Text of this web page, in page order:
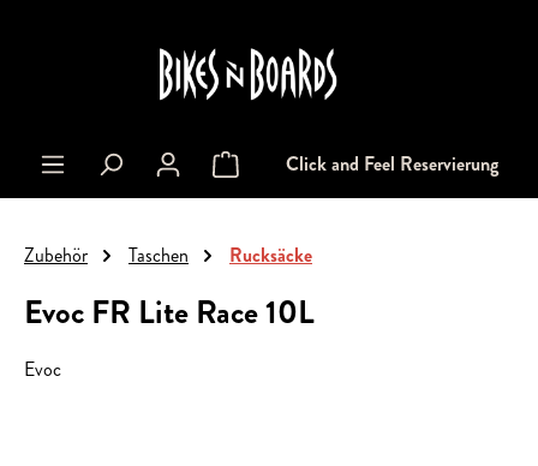
Warenkorb enthält 0 Positionen. Der
Click and Feel Reservierung
Zubehör Taschen Rucksäcke
Evoc FR Lite Race 10L
Evoc